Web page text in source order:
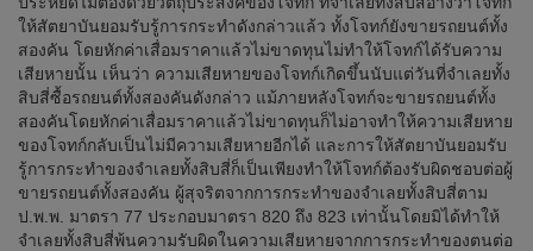
ให้สัตยาบันยอมรับรู้การกระทำดังกล่าวแล้ว ทั้งโจทก์ยังขายรถยนต์ทั้ง
สองคัน โดยหักค่าเสื่อมราคาแล้วไม่ขาดทุนไม่ทำให้โจทก์ได้รับความ
เสียหายนั้น เห็นว่า ความเสียหายของโจทก์เกิดขึ้นนับแต่วันที่จำเลยทั้ง
สิบสี่ซื้อรถยนต์ทั้งสองคันดังกล่าว แม้ภายหลังโจทก์จะขายรถยนต์ทั้ง
สองคันโดยหักค่าเสื่อมราคาแล้วไม่ขาดทุนก็ไม่อาจทำให้ความเสียหาย
ของโจทก์กลับเป็นไม่มีความเสียหายอีกได้ และการให้สัตยาบันยอมรับ
รู้การกระทำของจำเลยทั้งสิบสี่ก็เป็นเพียงทำให้โจทก์ต้องรับผิดชอบต่อผู้
ขายรถยนต์ทั้งสองคัน ผู้สุจริตจากการกระทำของจำเลยทั้งสิบสี่ตาม
ป.พ.พ. มาตรา 77 ประกอบมาตรา 820 ถึง 823 เท่านั้นโดยมิได้ทำให้
จำเลยทั้งสิบสี่พ้นความรับผิดในความเสียหายจากการกระทำของตนต่อ